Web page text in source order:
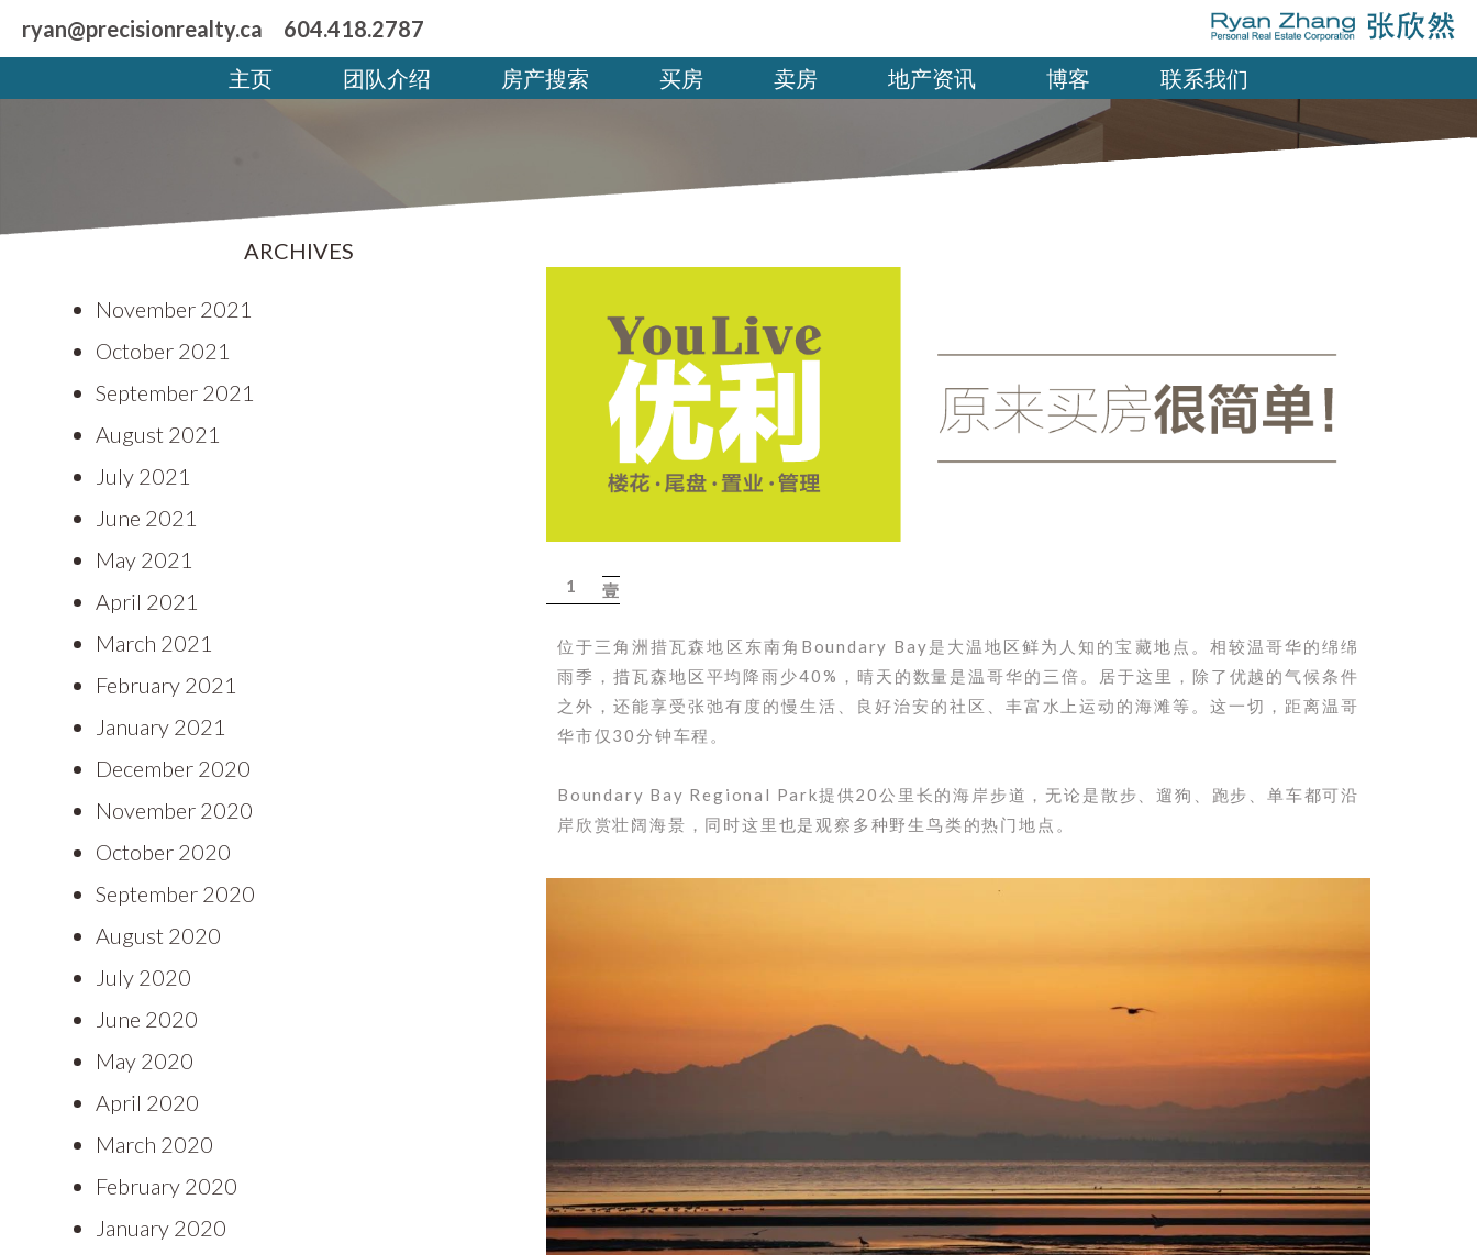
ryan@precisionrealty.ca
604.418.2787
主页
团队介绍 房产搜索 买房 卖房 地产资讯 博客 联系我们
1 壹
位于三角洲措瓦森地区东南角Boundary Bay是大温地区鲜为人知的宝藏地点。相较温哥华的绵绵
雨季，措瓦森地区平均降雨少40%，晴天的数量是温哥华的三倍。居于这里，除了优越的气候条件
之外，还能享受张弛有度的慢生活、良好治安的社区、丰富水上运动的海滩等。这一切，距离温哥
华市仅30分钟车程。
Boundary Bay Regional Park提供20公里长的海岸步道，无论是散步、遛狗、跑步、单车都可沿
岸欣赏壮阔海景，同时这里也是观察多种野生鸟类的热门地点。
ARCHIVES
November 2021
October 2021
September 2021
August 2021
July 2021
June 2021
May 2021
April 2021
March 2021
February 2021
January 2021
December 2020
November 2020
October 2020
September 2020
August 2020
July 2020
June 2020
May 2020
April 2020
March 2020
February 2020
January 2020